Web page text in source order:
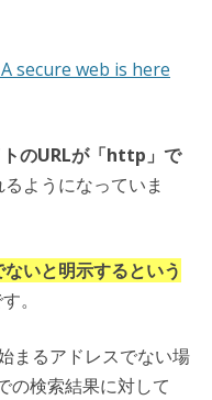
secure web is here
のURLが「http」で
るようになっていま
いと明示するという
。
まるアドレスでない場
の検索結果に対して